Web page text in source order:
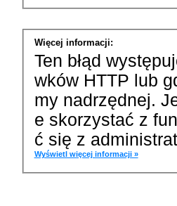
Więcej informacji:
Ten błąd
wków HTTP lub
my nadrzędnej.
e skorzystać z
ć się z
Wyświetl więcej informacji »